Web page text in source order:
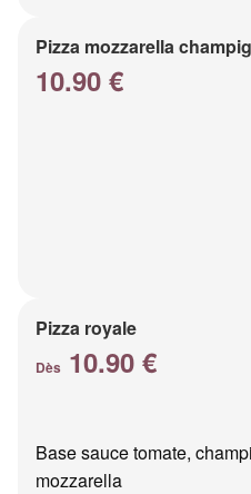
Pizza mozzarella
10.90 €
Pizza royale
Dès 10.90 €
Base sauce tomate,
mozzarella